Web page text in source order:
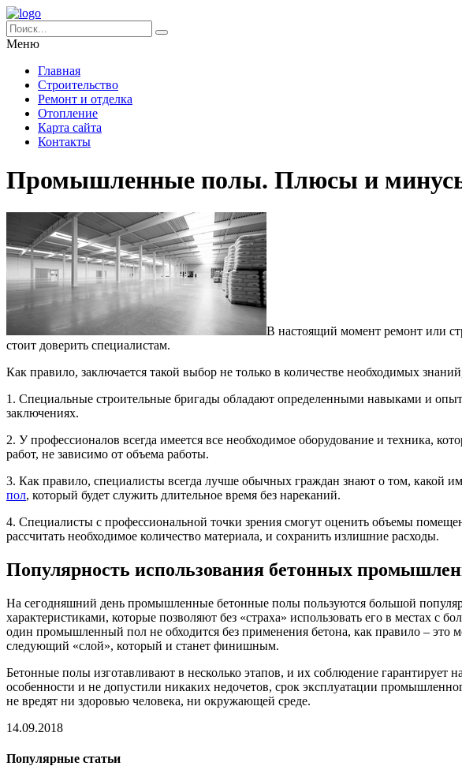
Меню
Главная
Строительство
Ремонт и отделка
Отопление
Карта сайта
Контакты
Промышленные полы. Плюсы и
В настоящий момент ремонт или
стоит доверить специалистам.
Как правило, заключается такой выбор не только в количестве необходимых
1. Специальные строительные бригады обладают определенными навыками и
заключениях.
2. У профессионалов всегда имеется все необходимое оборудование и техника,
работ, не зависимо от объема работы.
3. Как правило, специалисты всегда лучше обычных граждан знают о том, какой
пол, который будет служить длительное время без нареканий.
4. Специалисты с профессиональной точки зрения смогут оценить объемы
рассчитать необходимое количество материала, и сохранить излишние расходы.
Популярность использования бетонных
На сегодняшний день промышленные бетонные полы пользуются большой
характеристиками, которые позволяют без «страха» использовать его в местах
один промышленный пол не обходится без применения бетона, как правило – это
следующий «слой», который и станет финишным.
Бетонные полы изготавливают в несколько этапов, и их соблюдение гарантирует
особенности и не допустили никаких недочетов, срок эксплуатации
не вредят ни здоровью человека, ни окружающей среде.
14.09.2018
Популярные статьи